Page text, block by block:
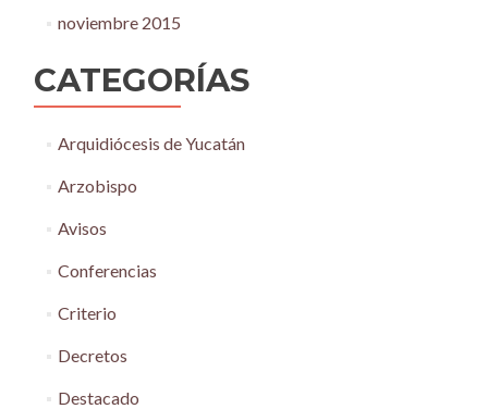
noviembre 2015
CATEGORÍAS
Arquidiócesis de Yucatán
Arzobispo
Avisos
Conferencias
Criterio
Decretos
Destacado